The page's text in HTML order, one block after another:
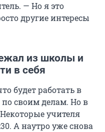
— Но я это
другие интересы
из школы и
в себя
будет работать в
своим делам. Но в
учителя
А наутро уже снова